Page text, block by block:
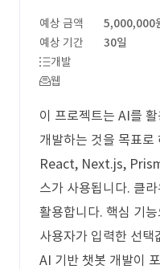
예상 금액
5,000,000
예상 기간
30일
개발
웹
이 프로젝트는 AI를
개발하는 것을 목표로
React, Next.js,
스가 사용됩니다. 클
활용합니다. 핵심 기
사용자가 입력한 선택
AI 기반 챗봇 개발이